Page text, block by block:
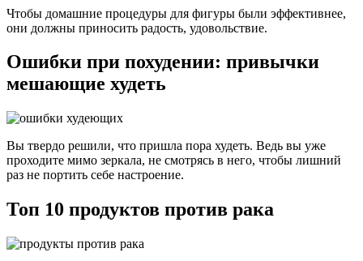
Чтобы домашние процедуры для фигуры были эффективнее,
они должны приносить радость, удовольствие.
Ошибки при похудении: привычки
мешающие худеть
Вы твердо решили, что пришла пора худеть. Ведь вы уже
проходите мимо зеркала, не смотрясь в него, чтобы лишний
раз не портить себе настроение.
Топ 10 продуктов против рака